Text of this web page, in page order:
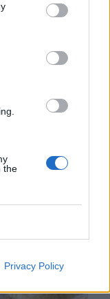
the
Privacy Policy
här) så får
Ljuvlig
härlig smak
bjuda på när
Semmeltårta …